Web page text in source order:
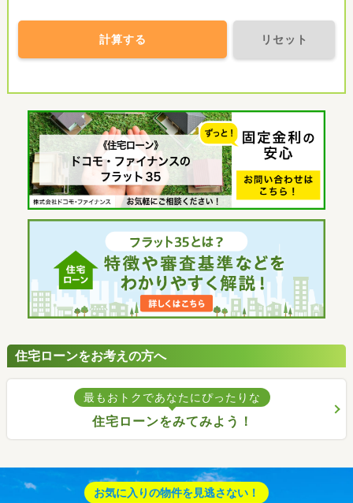
計算する リセット
住宅ローンをお考えの方へ
最もおトクであなたにぴったりな
住宅ローンをみてみよう！
お気に入りの物件を見逃さない！